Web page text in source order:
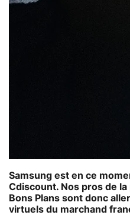
Samsung est en ce
Cdiscount. Nos pros de
Bons Plans sont donc
virtuels du marchand